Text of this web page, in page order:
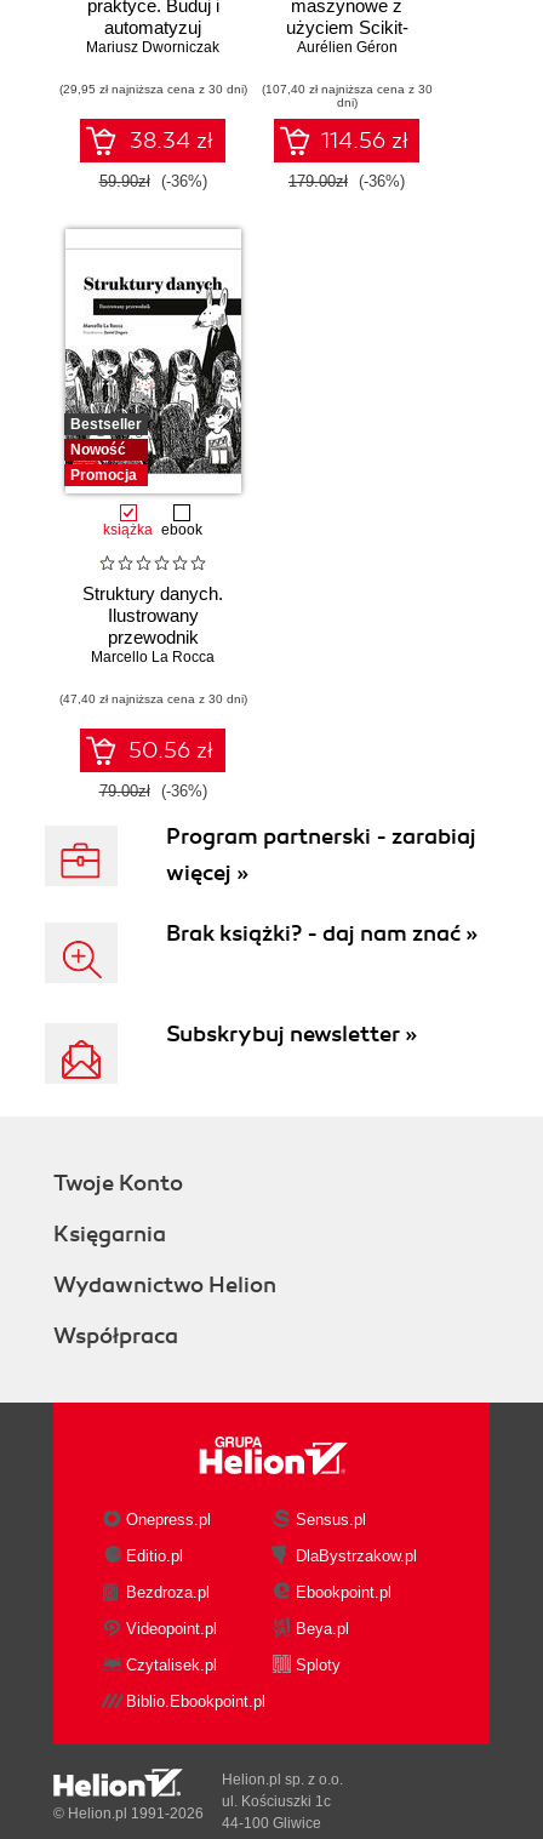
praktyce. Buduj i
automatyzuj
infrastrukturę
zarządzaj nią z
wykorzystaniem
Dockera
Mariusz Dworniczak
(29,95 zł najniższa cena z 30 dni)
38.34 zł
59.90zł (-36%)
maszynowe z
użyciem Scikit-
Learn, Keras i
Wydanie III
Aurélien Géron
(107,40 zł najniższa cena z 30
dni)
114.56 zł
179.00zł (-36%)
Bestseller
Nowość
Promocja
książka ebook
Struktury danych.
Ilustrowany
przewodnik
Marcello La Rocca
(47,40 zł najniższa cena z 30 dni)
50.56 zł
79.00zł (-36%)
Program partnerski - zarabiaj
więcej »
Brak książki? - daj nam znać »
Subskrybuj newsletter »
Twoje Konto
Księgarnia
Wydawnictwo Helion
Współpraca
Onepress.pl
Sensus.pl
Editio.pl
DlaBystrzakow.pl
Bezdroza.pl
Ebookpoint.pl
Videopoint.pl
Beya.pl
Czytalisek.pl
Sploty
Biblio.Ebookpoint.pl
© Helion.pl 1991-2026
Helion.pl sp. z o.o.
ul. Kościuszki 1c
44-100 Gliwice